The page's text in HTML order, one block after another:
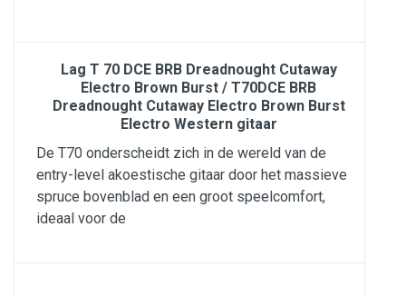
Lag T 70 DCE BRB Dreadnought Cutaway
Electro Brown Burst / T70DCE BRB
Dreadnought Cutaway Electro Brown Burst
Electro Western gitaar
De T70 onderscheidt zich in de wereld van de
entry-level akoestische gitaar door het massieve
spruce bovenblad en een groot speelcomfort,
ideaal voor de